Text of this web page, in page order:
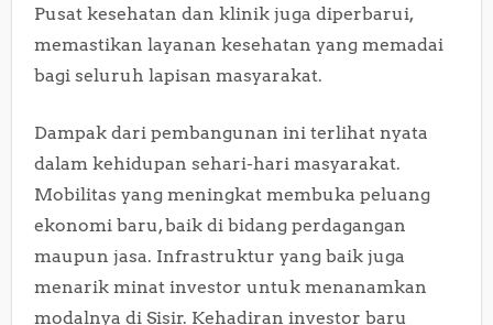
Pusat kesehatan dan klinik juga diperbarui,
memastikan layanan kesehatan yang memadai
bagi seluruh lapisan masyarakat.
Dampak dari pembangunan ini terlihat nyata
dalam kehidupan sehari-hari masyarakat.
Mobilitas yang meningkat membuka peluang
ekonomi baru, baik di bidang perdagangan
maupun jasa. Infrastruktur yang baik juga
menarik minat investor untuk menanamkan
modalnya di Sisir. Kehadiran investor baru